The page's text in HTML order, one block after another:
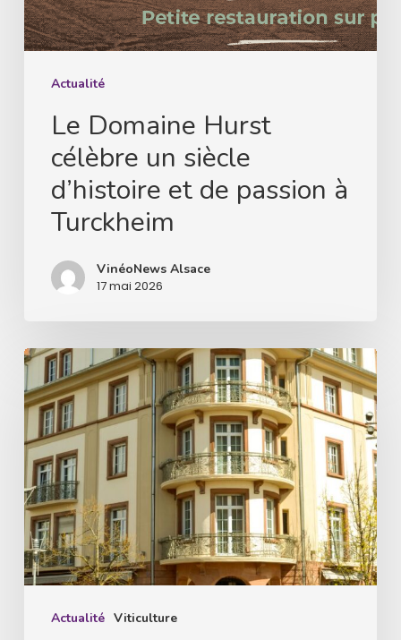
Actualité
Turckheim
Le Domaine Hurst
célèbre un siècle
d’histoire et de passion à
Turckheim
VinéoNews Alsace
17 mai 2026
Actualité Viticulture
Les
Grandes
Maisons
d’Alsace,
présentation
du
millésime
2025